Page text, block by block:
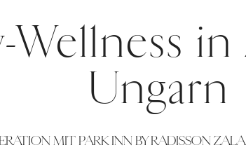
Wellness in
Ungarn
MIT PARK INN BY RADISSON